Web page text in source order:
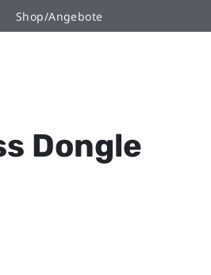
Shop/Angebote
Dongle